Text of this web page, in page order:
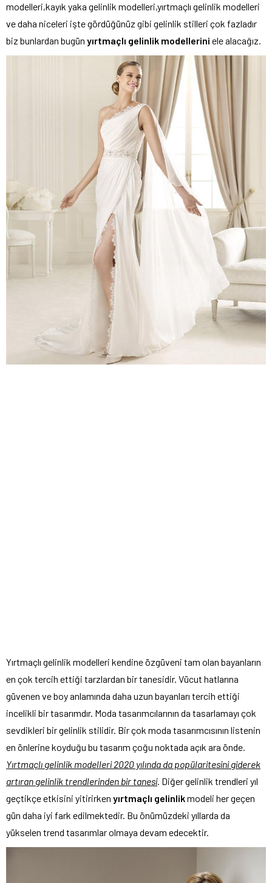
modelleri,kayık yaka gelinlik modelleri,yırtmaçlı gelinlik modelleri
ve daha niceleri işte gördüğünüz gibi gelinlik stilleri çok fazladır
biz bunlardan bugün yırtmaçlı gelinlik modellerini ele alacağız.
Yırtmaçlı gelinlik modelleri kendine özgüveni tam olan bayanların
en çok tercih ettiği tarzlardan bir tanesidir. Vücut hatlarına
güvenen ve boy anlamında daha uzun bayanları tercih ettiği
incelikli bir tasarımdır. Moda tasarımcılarının da tasarlamayı çok
sevdikleri bir gelinlik stilidir. Bir çok moda tasarımcısının listenin
en önlerine koyduğu bu tasarım çoğu noktada açık ara önde.
Yırtmaçlı gelinlik modelleri 2020 yılında da popülaritesini giderek
artıran gelinlik trendlerinden bir tanesi. Diğer gelinlik trendleri yıl
geçtikçe etkisini yitirirken yırtmaçlı gelinlikmodeli her geçen
gün daha iyi fark edilmektedir. Bu önümüzdeki yıllarda da
yükselen trend tasarımlar olmaya devam edecektir.